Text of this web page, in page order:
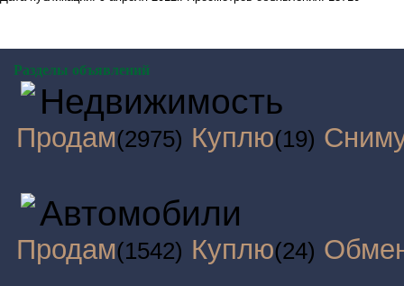
Разделы объявлений
Недвижимость
Продам(2975) Куплю(19)
Автомобили
Продам(1542) Куплю(24)